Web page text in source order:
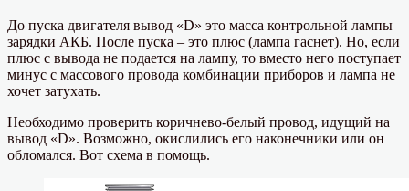
До пуска двигателя вывод «D» это масса контрольной лампы
зарядки АКБ. После пуска – это плюс (лампа гаснет). Но, если
плюс с вывода не подается на лампу, то вместо него поступает
минус с массового провода комбинации приборов и лампа не
хочет затухать.
Необходимо проверить коричнево-белый провод, идущий на
вывод «D». Возможно, окислились его наконечники или он
обломался. Вот схема в помощь.